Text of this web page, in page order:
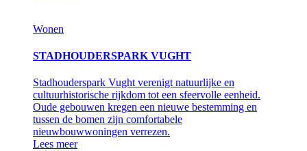
Wonen
STADHOUDERSPARK VUGHT
Stadhouderspark Vught verenigt natuurlijke en
cultuurhistorische rijkdom tot een sfeervolle eenheid.
Oude gebouwen kregen een nieuwe bestemming en
tussen de bomen zijn comfortabele
nieuwbouwwoningen verrezen.
Lees meer